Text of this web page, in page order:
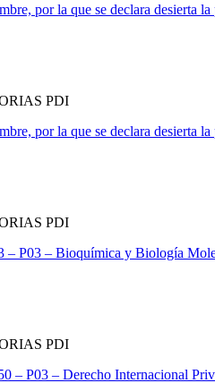
por la que se declara desierta
PDI
por la que se declara desierta
PDI
P03 – Bioquímica y Biología
PDI
– P03 – Derecho Internacional